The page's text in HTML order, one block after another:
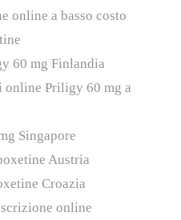
online a basso costo
60 mg Finlandia
online Priligy 60 mg a
Singapore
Austria
Croazia
online